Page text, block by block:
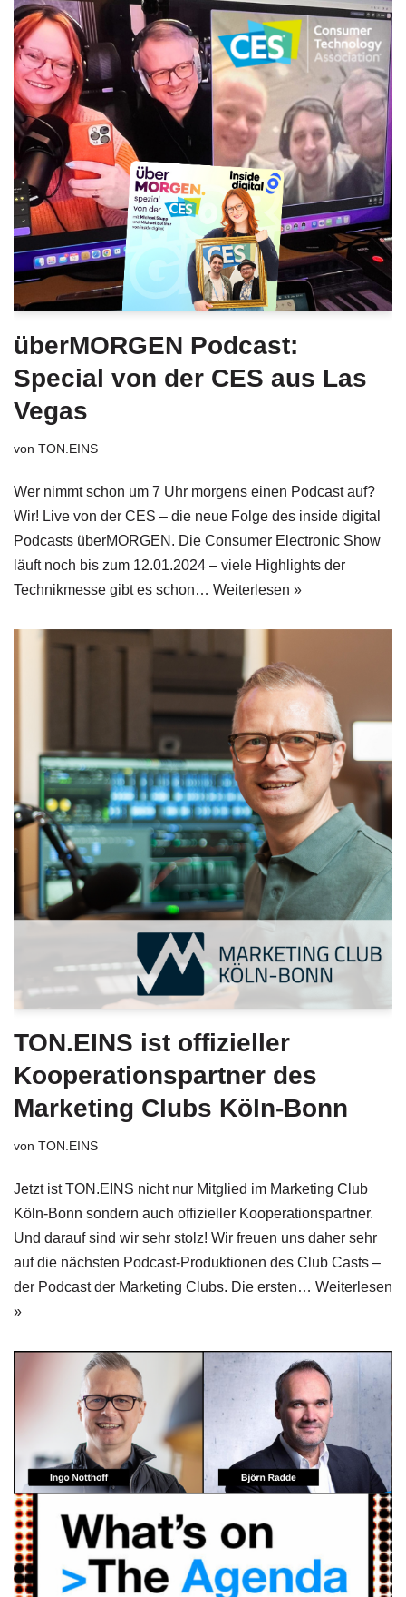
überMORGEN Podcast:
Special von der CES aus Las
Vegas
von TON.EINS
Wer nimmt schon um 7 Uhr morgens einen Podcast auf?
Wir! Live von der CES – die neue Folge des inside digital
Podcasts überMORGEN. Die Consumer Electronic Show
läuft noch bis zum 12.01.2024 – viele Highlights der
Technikmesse gibt es schon… Weiterlesen »
TON.EINS ist offizieller
Kooperationspartner des
Marketing Clubs Köln-Bonn
von TON.EINS
Jetzt ist TON.EINS nicht nur Mitglied im Marketing Club
Köln-Bonn sondern auch offizieller Kooperationspartner.
Und darauf sind wir sehr stolz! Wir freuen uns daher sehr
auf die nächsten Podcast-Produktionen des Club Casts –
der Podcast der Marketing Clubs. Die ersten… Weiterlesen
»